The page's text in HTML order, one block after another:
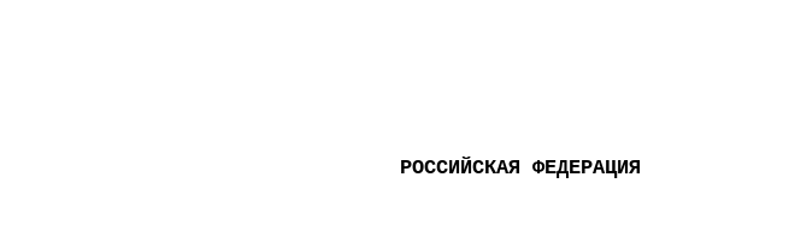
РОССИЙСКАЯ ФЕДЕРАЦИЯ